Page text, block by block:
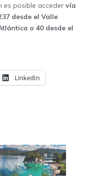
es posible acceder vía
desde el Valle
o 40 desde el
LinkedIn